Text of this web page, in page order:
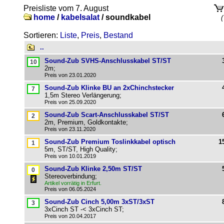
Preisliste vom 7. August
home / kabelsalat /soundkabel
Sortieren: Liste, Preis, Bestand
..
Sound-Zub SVHS-Anschlusskabel ST/ST
2m;
Preis von 23.01.2020
Sound-Zub Klinke BU an 2xChinchstecker
1,5m Stereo Verlängerung;
Preis von 25.09.2020
Sound-Zub Scart-Anschlusskabel ST/ST
2m, Premium, Goldkontakte;
Preis von 23.11.2020
Sound-Zub Premium Toslinkkabel optisch
5m, ST/ST, High Quality;
Preis von 10.01.2019
Sound-Zub Klinke 2,50m ST/ST
Stereoverbindung;
Artikel vorrätig in Erfurt.
Preis von 06.05.2024
Sound-Zub Cinch 5,00m 3xST/3xST
3xCinch ST -< 3xCinch ST;
Preis von 20.04.2017